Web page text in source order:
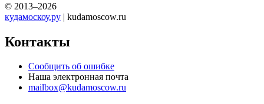
© 2013–2026
кудамоскоу.ру | kudamoscow.ru
Контакты
Сообщить об ошибке
Наша электронная почта
mailbox@kudamoscow.ru